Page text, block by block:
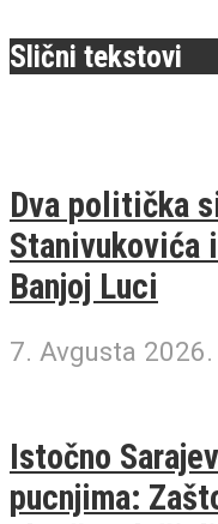
Slični tekstovi
Dva politička
Stanivukovića
Banjoj Luci
7. Avgusta 2026.
Istočno
pucnjima: